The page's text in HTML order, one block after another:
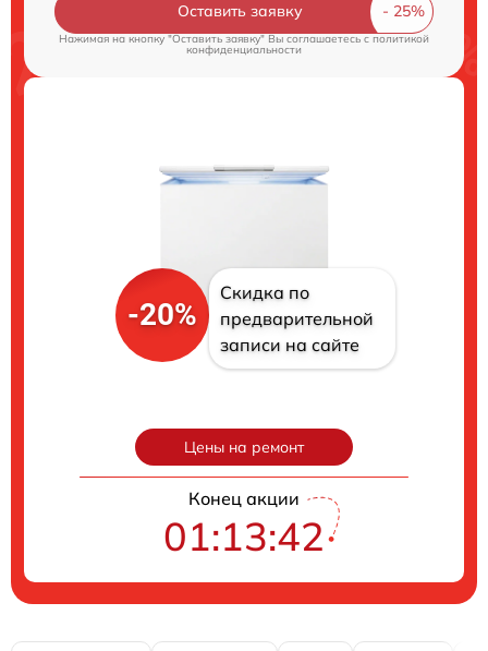
Оставить заявку
Нажимая на кнопку "Оставить заявку" Вы соглашаетесь cполитикой
конфиденциальности
-20%
Скидка по
предварительной
записи на сайте
Цены на ремонт
Конец акции
01:13:41